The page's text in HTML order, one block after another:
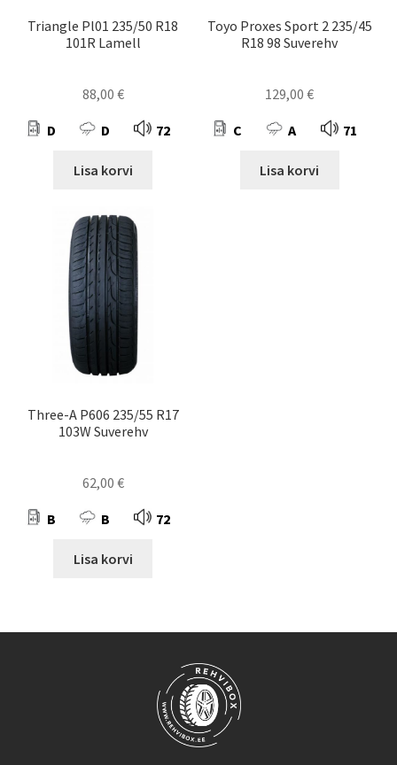
Triangle Pl01 235/50 R18
101R Lamell
88,00 €
D D 72
Lisa korvi
Toyo Proxes Sport 2 235/45
R18 98 Suverehv
129,00€
C A 71
Lisa korvi
Three-A P606 235/55 R17
103W Suverehv
62,00 €
B B 72
Lisa korvi